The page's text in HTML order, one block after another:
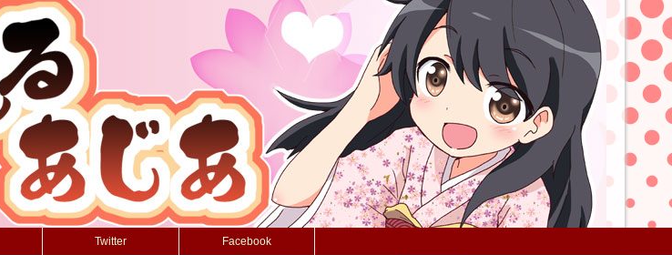
Twitter Facebook